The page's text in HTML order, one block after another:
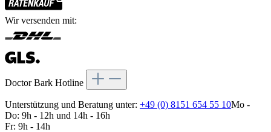
Wir versenden mit:
Doctor Bark Hotline
Unterstützung und Beratung unter: +49 (0) 8151 654 55 10Mo -
Do: 9h - 12h und 14h - 16h
Fr: 9h - 14h